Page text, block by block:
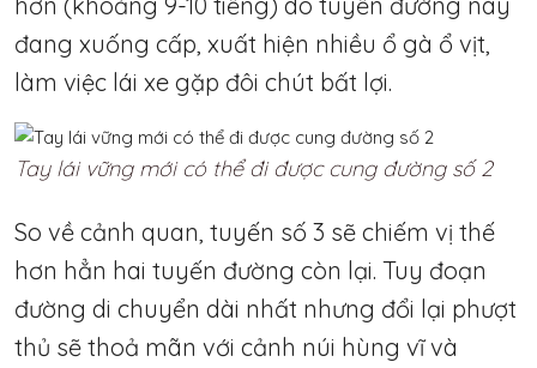
đang xuống cấp, xuất hiện nhiều ổ gà ổ vịt,
làm việc lái xe gặp đôi chút bất lợi.
Tay lái vững mới có thể đi được cung đường số 2
So về cảnh quan, tuyến số 3 sẽ chiếm vị thế
hơn hẳn hai tuyến đường còn lại. Tuy đoạn
đường di chuyển dài nhất nhưng đổi lại phượt
thủ sẽ thoả mãn với cảnh núi hùng vĩ và